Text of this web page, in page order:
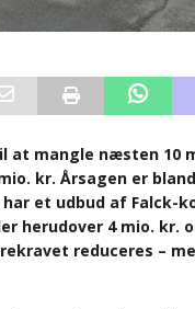
mangle næsten 10
kr. Årsagen er
et udbud af
herudover 4 mio.
reduceres –